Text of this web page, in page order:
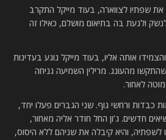
את שפתיו לצווארה, בעוד מייקל התקרב
ולגעת בה בתיאום מושלם, כאילו זה
אותה אליו, בעוד מייקל נוגע בעדינות
מהעונג. מרילין השמיעה גניחה
לאחור.
כבדות ורחשי גוף. שני הגברים פעלו יחד,
חדשים. ג’ון החל חודר אליה מאחור,
לשפתיה, והיא קיבלה את שניהם ללא היסוס,